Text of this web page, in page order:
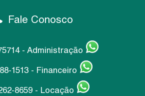
Fale Conosco
- Administração
1513 - Financeiro
8659 - Locação